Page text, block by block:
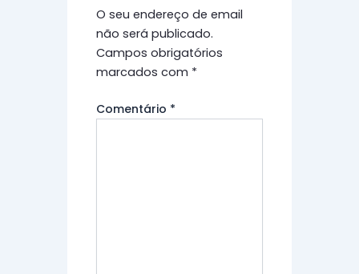
O seu endereço de email
não será publicado.
Campos obrigatórios
marcados com *
Comentário *